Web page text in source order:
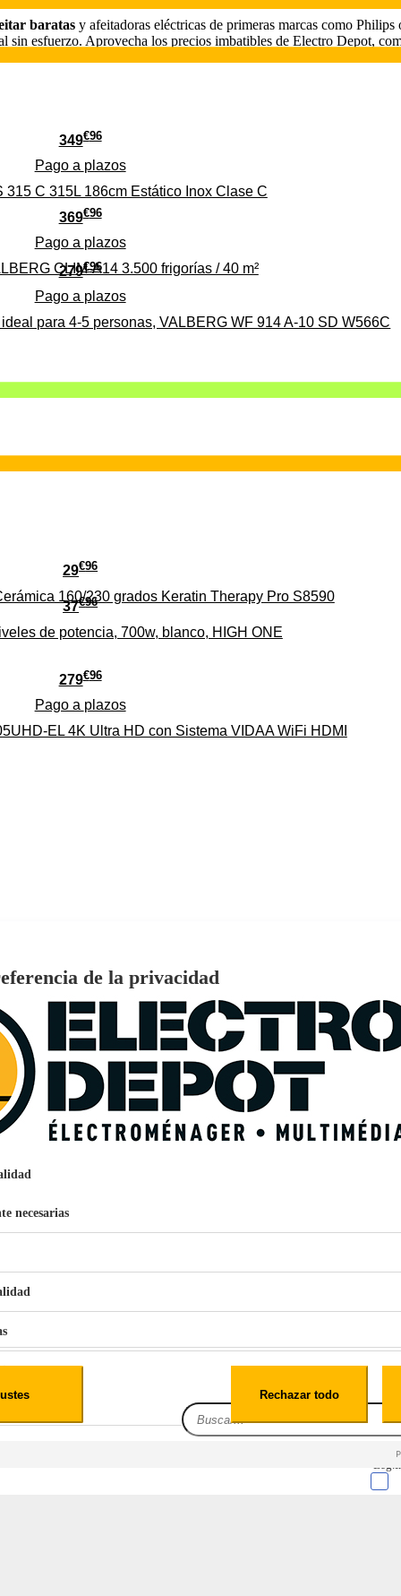
279€96
Pago a plazos
para 4-5 personas, VALBERG WF 914 A-10 SD W566C
349€96
Pago a plazos
315 C 315L 186cm Estático Inox Clase C
37€96
de potencia, 700w, blanco, HIGH ONE
369€96
Pago a plazos
CLIM-A14 3.500 frigorías / 40 m²
1,1L Limpia Sofás Alfombras Coche SP3
29€96
160/230 grados Keratin Therapy Pro S8590
279€96
Pago a plazos
EL 4K Ultra HD con Sistema VIDAA WiFi HDMI
159€ 96
Pago aplazos
EcoTank EPSON ET-2861
baratas y afeitadoras eléctricas de primeras marcas como
esfuerzo. Aprovecha los precios imbatibles de Electro Depot,
5D Pivot & Flex impermeable
Rotativos Flexibles Uso Seco y
de la privacidad
necesarias
Rechazar todo